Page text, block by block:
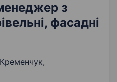
з
фасадні
Кременчук,